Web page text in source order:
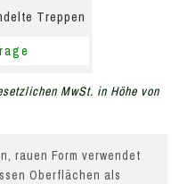
Treppen
MwSt. in Höhe von
rauen Form verwendet
Oberflächen als